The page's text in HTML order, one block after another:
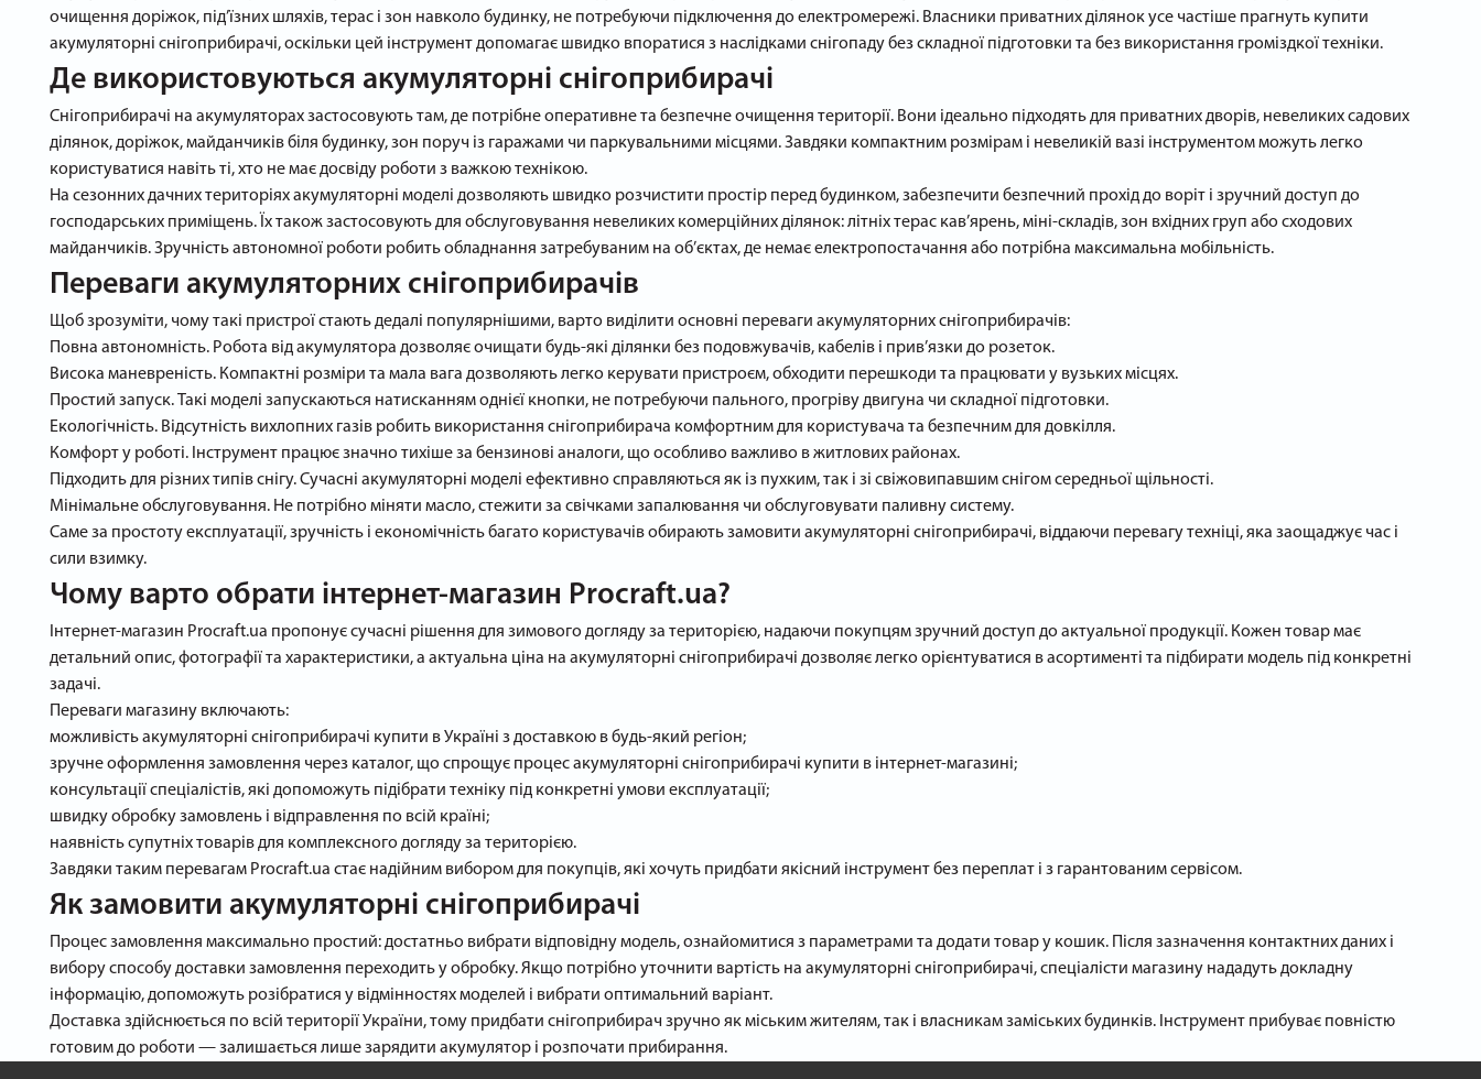
очищення доріжок, під’їзних шляхів, терас і зон навколо будинку, не потребуючи підключення до електромережі. Власники приватних ділянок усе частіше прагнуть купити
акумуляторні снігоприбирачі, оскільки цей інструмент допомагає швидко впоратися з наслідками снігопаду без складної підготовки та без використання громіздкої техніки.
Де використовуються акумуляторні снігоприбирачі
Снігоприбирачі на акумуляторах застосовують там, де потрібне оперативне та безпечне очищення території. Вони ідеально підходять для приватних дворів, невеликих садових
ділянок, доріжок, майданчиків біля будинку, зон поруч із гаражами чи паркувальними місцями. Завдяки компактним розмірам і невеликій вазі інструментом можуть легко
користуватися навіть ті, хто не має досвіду роботи з важкою технікою.
На сезонних дачних територіях акумуляторні моделі дозволяють швидко розчистити простір перед будинком, забезпечити безпечний прохід до воріт і зручний доступ до
господарських приміщень. Їх також застосовують для обслуговування невеликих комерційних ділянок: літніх терас кав’ярень, міні-складів, зон вхідних груп або сходових
майданчиків. Зручність автономної роботи робить обладнання затребуваним на об’єктах, де немає електропостачання або потрібна максимальна мобільність.
Переваги акумуляторних снігоприбирачів
Щоб зрозуміти, чому такі пристрої стають дедалі популярнішими, варто виділити основні переваги акумуляторних снігоприбирачів:
Повна автономність. Робота від акумулятора дозволяє очищати будь-які ділянки без подовжувачів, кабелів і прив’язки до розеток.
Висока маневреність. Компактні розміри та мала вага дозволяють легко керувати пристроєм, обходити перешкоди та працювати у вузьких місцях.
Простий запуск. Такі моделі запускаються натисканням однієї кнопки, не потребуючи пального, прогріву двигуна чи складної підготовки.
Екологічність. Відсутність вихлопних газів робить використання снігоприбирача комфортним для користувача та безпечним для довкілля.
Комфорт у роботі. Інструмент працює значно тихіше за бензинові аналоги, що особливо важливо в житлових районах.
Підходить для різних типів снігу. Сучасні акумуляторні моделі ефективно справляються як із пухким, так і зі свіжовипавшим снігом середньої щільності.
Мінімальне обслуговування. Не потрібно міняти масло, стежити за свічками запалювання чи обслуговувати паливну систему.
Саме за простоту експлуатації, зручність і економічність багато користувачів обирають замовити акумуляторні снігоприбирачі, віддаючи перевагу техніці, яка заощаджує час і
сили взимку.
Чому варто обрати інтернет-магазин Procraft.ua?
Інтернет-магазин Procraft.ua пропонує сучасні рішення для зимового догляду за територією, надаючи покупцям зручний доступ до актуальної продукції. Кожен товар має
детальний опис, фотографії та характеристики, а актуальна ціна на акумуляторні снігоприбирачі дозволяє легко орієнтуватися в асортименті та підбирати модель під конкретні
задачі.
Переваги магазину включають:
можливість акумуляторні снігоприбирачі купити в Україні з доставкою в будь-який регіон;
зручне оформлення замовлення через каталог, що спрощує процес акумуляторні снігоприбирачі купити в інтернет-магазині;
консультації спеціалістів, які допоможуть підібрати техніку під конкретні умови експлуатації;
швидку обробку замовлень і відправлення по всій країні;
наявність супутніх товарів для комплексного догляду за територією.
Завдяки таким перевагам Procraft.ua стає надійним вибором для покупців, які хочуть придбати якісний інструмент без переплат і з гарантованим сервісом.
Як замовити акумуляторні снігоприбирачі
Процес замовлення максимально простий: достатньо вибрати відповідну модель, ознайомитися з параметрами та додати товар у кошик. Після зазначення контактних даних і
вибору способу доставки замовлення переходить у обробку. Якщо потрібно уточнити вартість на акумуляторні снігоприбирачі, спеціалісти магазину нададуть докладну
інформацію, допоможуть розібратися у відмінностях моделей і вибрати оптимальний варіант.
Доставка здійснюється по всій території України, тому придбати снігоприбирач зручно як міським жителям, так і власникам заміських будинків. Інструмент прибуває повністю
готовим до роботи — залишається лише зарядити акумулятор і розпочати прибирання.